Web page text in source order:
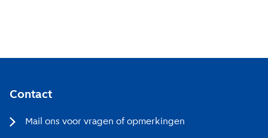
Contact
Mail ons voor vragen of opmerkingen